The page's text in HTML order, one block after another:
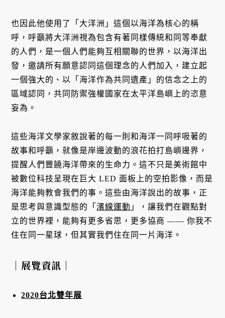
也因此他使用了「大洋洲」這個以海洋為核心的稱
呼，呼籲將大洋洲視為包含有著同樣傳統和同等奉獻
的人們，是一個人們能夠互相關聯的世界，以海洋出
發，邀請所有願意認同這個理念的人們加入，建立起
一個強大的、以「海洋作為共同遺產」的信念之上的
區域認同，共同防禦強權國家在太平洋島嶼上的恣意
妄為。
這些海洋文學家敘說著的每一則和海洋一同呼吸著的
故事和呼籲，就像是岸邊波動的浪花拍打島嶼邊界，
提醒人們豐饒海洋帶來的生命力。這不只是美術館中
被數位科技呈現在巨大 LED 面板上的空拍影像，而是
海洋能夠教會我們的事。這些由海洋說出的故事，正
是思考與意識型態的「濱線運動 」，讓我們在觀點對
立的世界裡，能夠有更多省思，更多協商 —— 你我不
住在同一星球，但其實我們住在同一片海洋。
｜展覽資訊｜
2020台北雙年展